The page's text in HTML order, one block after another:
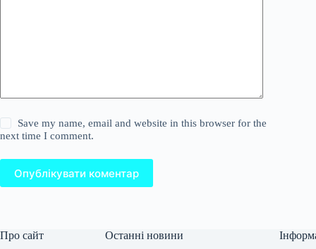
Save my name, email and website in this browser for the
next time I comment.
Опублікувати коментар
Про сайт Останні новини